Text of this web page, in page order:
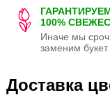
100%
Иначе мы
заменим букет
Доставка